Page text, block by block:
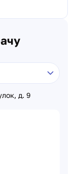
д. 9